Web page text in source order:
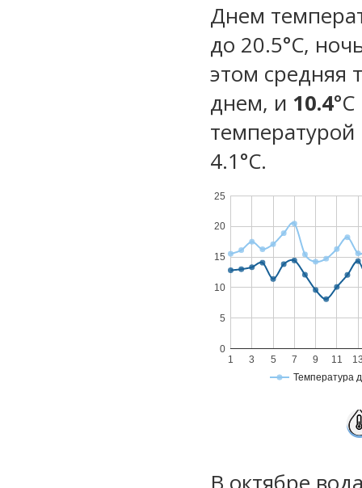
Днем
до 20.5°C,
этом средняя
днем, и 10.4
температурой
4.1°С.
Температура
1 3 5 7 9 11
0
5
10
15
20
25